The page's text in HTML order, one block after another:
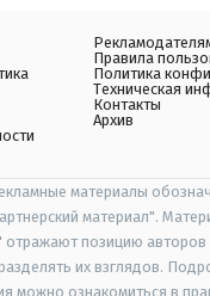
Правила
Политика
Техническая
Контакты
Архив
материалы
материал".
отражают позицию авторов
их взглядов.
можно ознакомиться в